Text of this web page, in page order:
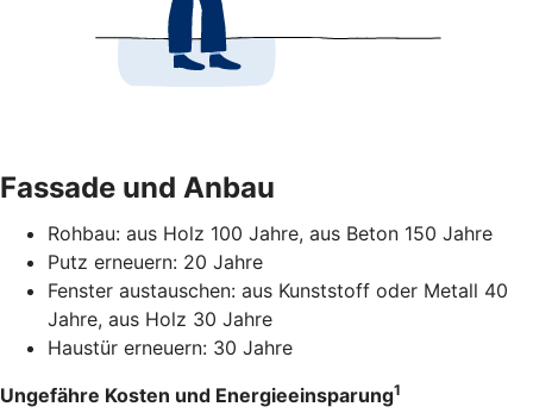
Fassade und Anbau
Rohbau: aus Holz 100 Jahre, aus Beton 150 Jahre
Putz erneuern: 20 Jahre
Fenster austauschen: aus Kunststoff oder Metall 40
Jahre, aus Holz 30 Jahre
Haustür erneuern: 30 Jahre
Ungefähre Kosten und Energieeinsparung1